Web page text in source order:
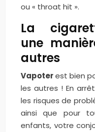
ou « throat hit ».
La
une
autres
Vapoterest bien
les autres ! En
les risques de
ainsi que pour
enfants, votre